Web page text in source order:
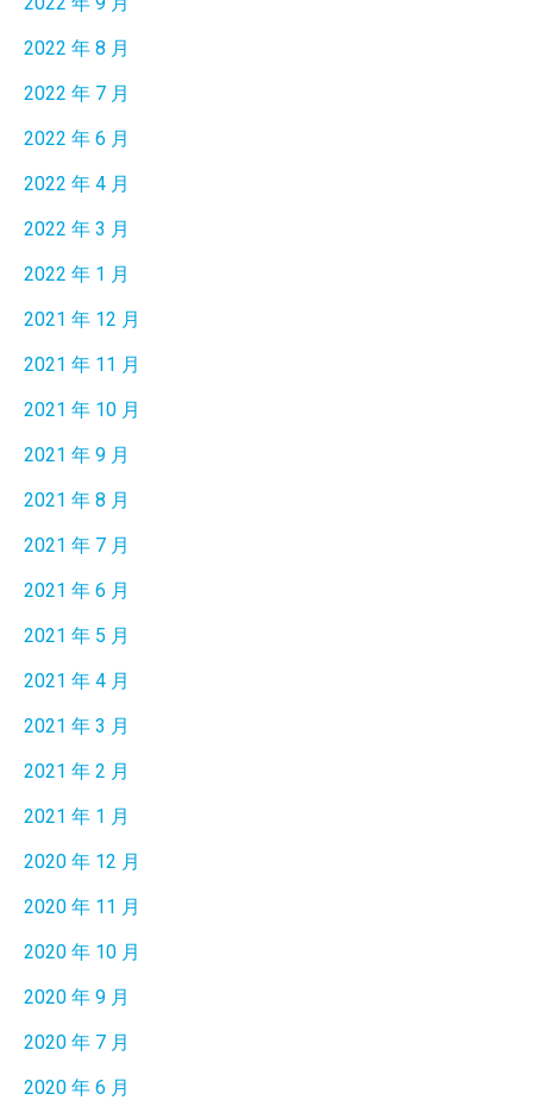
2022 年 8 月
2022 年 7 月
2022 年 6 月
2022 年 4 月
2022 年 3 月
2022 年 1 月
2021 年 12 月
2021 年 11 月
2021 年 10 月
2021 年 9 月
2021 年 8 月
2021 年 7 月
2021 年 6 月
2021 年 5 月
2021 年 4 月
2021 年 3 月
2021 年 2 月
2021 年 1 月
2020 年 12 月
2020 年 11 月
2020 年 10 月
2020 年 9 月
2020 年 7 月
2020 年 6 月